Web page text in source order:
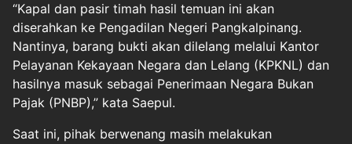
“Kapal dan pasir timah hasil temuan ini akan
diserahkan ke Pengadilan Negeri Pangkalpinang.
Nantinya, barang bukti akan dilelang melalui Kantor
Pelayanan Kekayaan Negara dan Lelang (KPKNL) dan
hasilnya masuk sebagai Penerimaan Negara Bukan
Pajak (PNBP),” kata Saepul.
Saat ini, pihak berwenang masih melakukan